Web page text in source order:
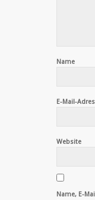
Name
E-Mail-
Website
Name, E-